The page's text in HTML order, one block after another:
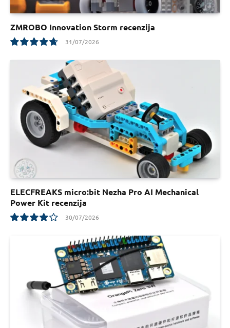
ZMROBO Innovation Storm recenzija
9.5
31/07/2026
ELECFREAKS micro:bit Nezha Pro AI Mechanical
Power Kit recenzija
30/07/2026